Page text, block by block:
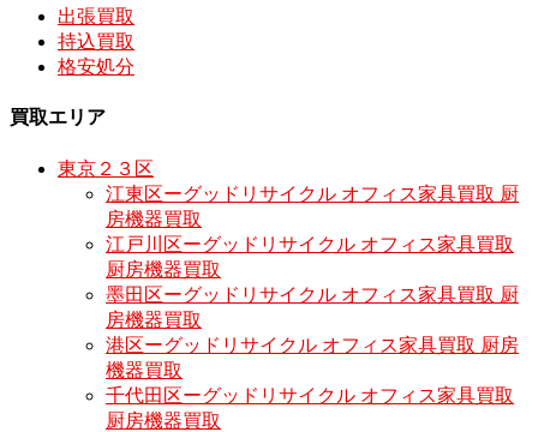
出張買取
持込買取
格安処分
買取エリア
東京２３区
江東区ーグッドリサイクル オフィス家具買取 厨
房機器買取
江戸川区ーグッドリサイクル オフィス家具買取
厨房機器買取
墨田区ーグッドリサイクル オフィス家具買取 厨
房機器買取
港区ーグッドリサイクル オフィス家具買取 厨房
機器買取
千代田区ーグッドリサイクル オフィス家具買取
厨房機器買取